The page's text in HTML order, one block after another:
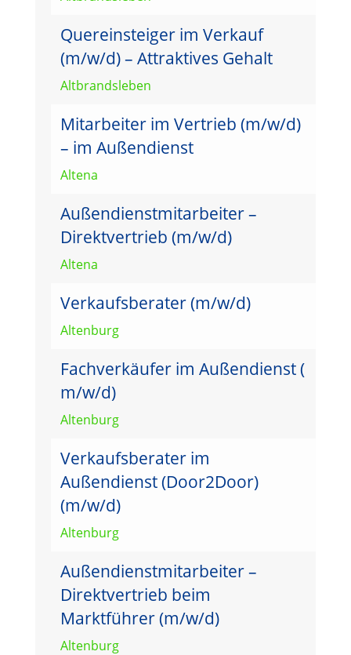
Quereinsteiger im Verkauf
(m/w/d) – Attraktives Gehalt
Altbrandsleben
Mitarbeiter im Vertrieb (m/w/d)
– im Außendienst
Altena
Außendienstmitarbeiter –
Direktvertrieb (m/w/d)
Altena
Verkaufsberater (m/w/d)
Altenburg
Fachverkäufer im Außendienst (
m/w/d)
Altenburg
Verkaufsberater im
Außendienst (Door2Door)
(m/w/d)
Altenburg
Außendienstmitarbeiter –
Direktvertrieb beim
Marktführer (m/w/d)
Altenburg